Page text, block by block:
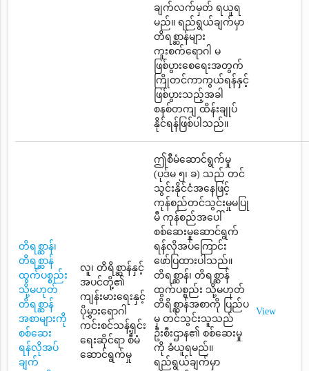
ချက်လက်မှတ် ရယူရ
မည်။ ရည်ရွယ်ချက်မှာ
တိရစ္ဆာန်များ
ကူးစက်ရောဂါ မ
ဖြစ်ပွားစေရေးအတွက်
ကြိုတင်ကာကွယ်ရန်နှင့်
ဖြစ်ပွားသည့်အခါ
စနစ်တကျ ထိန်းချုပ်
နိုင်ရန်ဖြစ်ပါသည်။
တိရစ္ဆာန်၊
တိရစ္ဆာန်
ထွက်ပစ္စည်း
သို့မဟုတ်
တိရစ္ဆာန်
အစာများကို
စစ်ဆေး
ရန်လိုအပ်
ချက်
လူ၊ တိရိစ္ဆာန်နှင့်
အပင်တို့၏
ကျန်းမားရေးနှင့်
ပိုမွှားရောဂါ
ကင်းစင်သန့်ရှင်း
ရေးဆိုင်ရာ စီမံ
ဆောင်ရွက်မှု
ဤစီမံဆောင်ရွက်မှု
(ပုဒ်မ ၅၊ ခ) သည် တင်
သွင်းနိုင်ငံအနေဖြင့်
ကုန်စည်တင်သွင်းမှုမပြု
မီ ကုန်စည်အပေါ်
စစ်ဆေးမှုဆောင်ရွက်
ရန်လိုအပ်ကြောင်း
ဖော်ပြထားပါသည်။
တိရစ္ဆာန်၊ တိရစ္ဆာန်
ထွက်ပစ္စည်း သို့မဟုတ်
တိရိစ္ဆာန်အစာကို ပြည်ပ
မှ တင်သွင်းသူသည်
ဦးစီးဌာန၏ စစ်ဆေးမှု
ကို ခံယူရမည်။
ရည်ရွယ်ချက်မှာ
View